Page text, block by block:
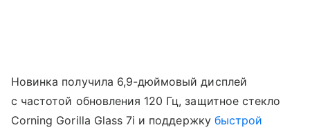
Новинка получила 6,9-дюймовый дисплей
с частотой обновления 120 Гц, защитное стекло
Corning Gorilla Glass 7i и поддержку быстрой